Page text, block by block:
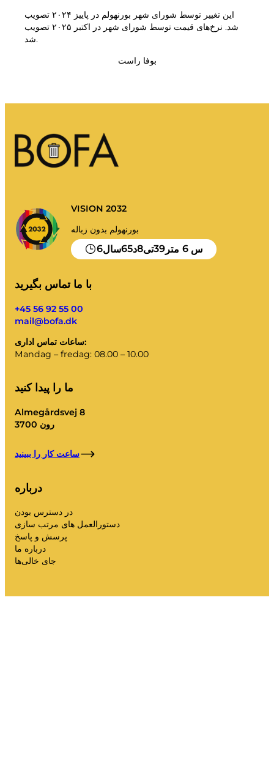
این تغییر توسط شورای شهر بورنهولم در پاییز ۲۰۲۴ تصویب
شد. نرخ‌های قیمت توسط شورای شهر در اکتبر ۲۰۲۵ تصویب
شد.
بوفا راست
VISION 2032
بورنهولم بدون زباله
6سال65د8تی39 متر 6 س
با ما تماس بگیرید
+45 56 92 55 00
mail@bofa.dk
ساعات تماس اداری:
Mandag – fredag: 08.00 – 10.00
ما را پیدا کنید
Almegårdsvej 8
3700 رون
ساعت کار را ببینید
درباره
در دسترس بودن
دستورالعمل های مرتب سازی
پرسش و پاسخ
درباره ما
جای خالی‌ها